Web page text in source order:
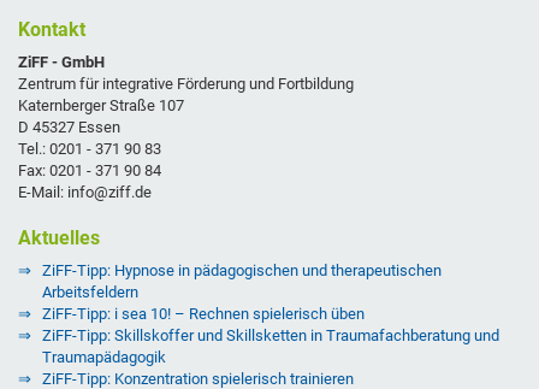
Kontakt
ZiFF - GmbH
Zentrum für integrative Förderung und Fortbildung
Katernberger Straße 107
D 45327 Essen
Tel.: 0201 - 371 90 83
Fax: 0201 - 371 90 84
E-Mail: info@ziff.de
Aktuelles
ZiFF-Tipp: Hypnose in pädagogischen und therapeutischen
Arbeitsfeldern
ZiFF-Tipp: i sea 10! – Rechnen spielerisch üben
ZiFF-Tipp: Skillskoffer und Skillsketten in Traumafachberatung und
Traumapädagogik
ZiFF-Tipp: Konzentration spielerisch trainieren